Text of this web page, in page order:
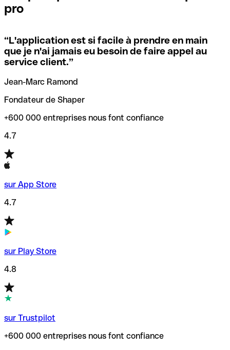
locales.
Si vous n'êtes pas sûr du code SWIFT que vous devriez
utiliser, nous avons développé un outil de recherche de
codes SWIFT par nom de banque.
vérification/recherche de codes SWIFT. Ainsi, vous pouvez
trouver et vérifier vos codes SWIFT avant de réaliser vos
transferts d’argent.
pro
“L'application est si facile à prendre en main
que je n'ai jamais eu besoin de faire appel au
service client.”
Jean-Marc Ramond
Fondateur de Shaper
+600 000 entreprises nous font confiance
4.7
sur App Store
4.7
sur Play Store
4.8
sur Trustpilot
+600 000 entreprises nous font confiance